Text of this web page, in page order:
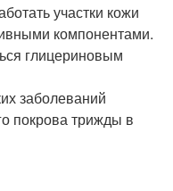
участки кожи
компонентами.
глицериновым
заболеваний
покрова трижды в